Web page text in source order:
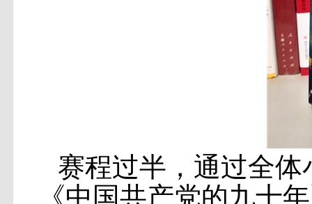
赛程过半，通过全
《中国共产党的九十